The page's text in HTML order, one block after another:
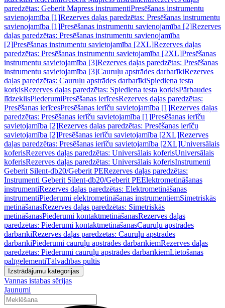
paredzētas: Geberit Mapress instrumentiPresēšanas instrumentu
savienojamība [1]Rezerves daļas paredzētas: Presēšanas instrumentu
savienojamība [1]Presēšanas instrumentu savienojamība [2]Rezerves
daļas paredzētas: Presēšanas instrumentu savienojamība
[2]Presēšanas instrumentu savietojamība [2XL]Rezerves daļas
paredzētas: Presēšanas instrumentu savietojamība [2XL]Presēšanas
instrumentu savietojamība [3]Rezerves daļas paredzētas: Presēšanas
instrumentu savietojamība [3]Cauruļu apstrādes darbarīkiRezerves
daļas paredzētas: Cauruļu apstrādes darbarīkiSpiediena testa
korķisRezerves daļas paredzētas: Spiediena testa korķisPārbaudes
līdzeklisPiederumiPresēšanas ierīcesRezerves daļas paredzētas:
Presēšanas ierīcesPresēšanas ierīču savietojamība [1]Rezerves daļas
paredzētas: Presēšanas ierīču savietojamība [1]Presēšanas ierīču
savietojamība [2]Rezerves daļas paredzētas: Presēšanas ierīču
savietojamība [2]Presēšanas ierīču savietojamība [2XL]Rezerves
daļas paredzētas: Presēšanas ierīču savietojamība [2XL]Universālais
koferisRezerves daļas paredzētas: Universālais koferisUniversālais
koferisRezerves daļas paredzētas: Universālais koferisInstrumenti
Geberit Silent-db20/Geberit PERezerves daļas paredzētas:
Instrumenti Geberit Silent-db20/Geberit PEElektrometināšanas
instrumentiRezerves daļas paredzētas: Elektrometināšanas
instrumentiPiederumi elektrometināšanas instrumentiemSimetriskās
metināšanasRezerves daļas paredzētas: Simetriskās
metināšanasPiederumi kontaktmetināšanasRezerves daļas
paredzētas: Piederumi kontaktmetināšanasCauruļu apstrādes
darbarīkiRezerves daļas paredzētas: Cauruļu apstrādes
darbarīkiPiederumi cauruļu apstrādes darbarīkiemRezerves daļas
paredzētas: Piederumi cauruļu apstrādes darbarīkiemLietošanas
palīgelementiTālvadības pultis
Izstrādājumu kategorijas
Vannas istabas sērijas
Jaunumi